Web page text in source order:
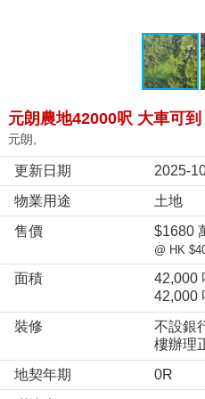
元朗農地42000呎 大車可到
元朗,
更新日期
2025-
物業用途
土地
售價
$1680
@ HK
面積 42,000
42,000
裝修
不設銀
樓辦理
地契年期
0R